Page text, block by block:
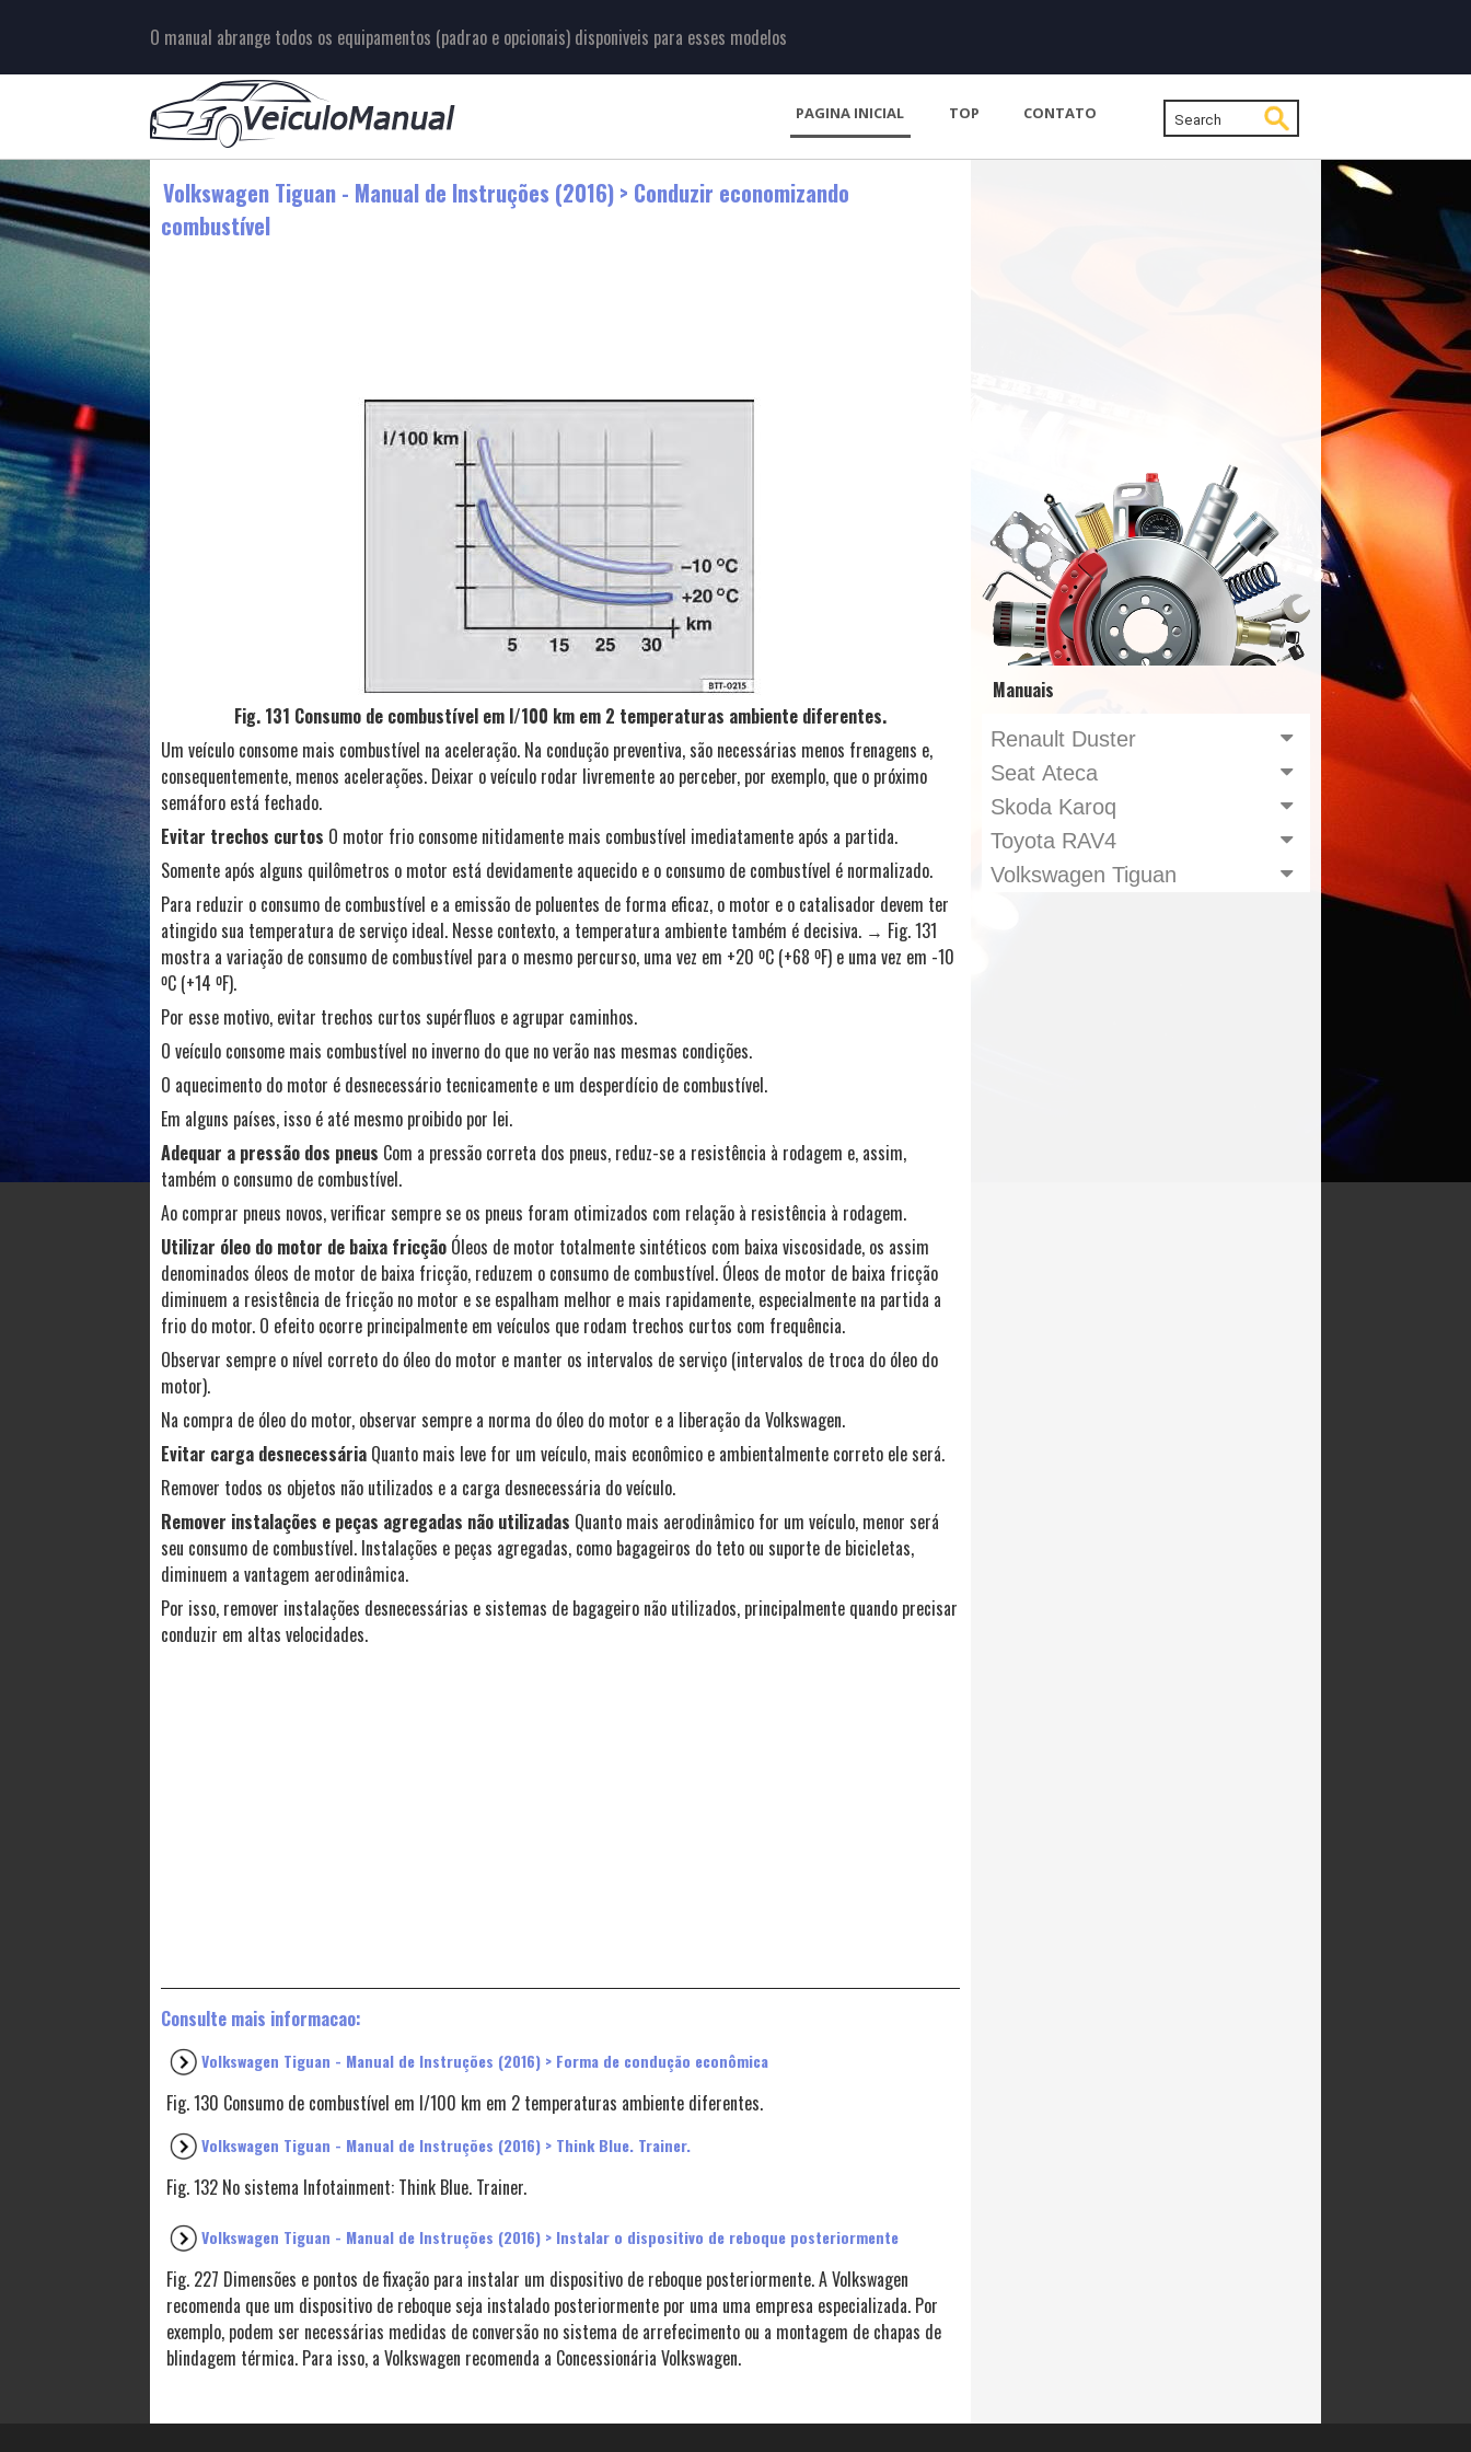
O manual abrange todos os equipamentos (padrao e opcionais) disponiveis para esses modelos
PAGINA INICIAL TOP CONTATO
Volkswagen Tiguan - Manual de Instruções (2016) > Conduzir economizando
combustível
Fig. 131 Consumo de combustível em l/100 km em 2 temperaturas ambiente diferentes.
Um veículo consome mais combustível na aceleração. Na condução preventiva, são necessárias menos frenagens e,
consequentemente, menos acelerações. Deixar o veículo rodar livremente ao perceber, por exemplo, que o próximo
semáforo está fechado.
Evitar trechos curtos O motor frio consome nitidamente mais combustível imediatamente após a partida.
Somente após alguns quilômetros o motor está devidamente aquecido e o consumo de combustível é normalizado.
Para reduzir o consumo de combustível e a emissão de poluentes de forma eficaz, o motor e o catalisador devem ter
atingido sua temperatura de serviço ideal. Nesse contexto, a temperatura ambiente também é decisiva. → Fig. 131
mostra a variação de consumo de combustível para o mesmo percurso, uma vez em +20 ºC (+68 ºF) e uma vez em -10
ºC (+14 ºF).
Por esse motivo, evitar trechos curtos supérfluos e agrupar caminhos.
O veículo consome mais combustível no inverno do que no verão nas mesmas condições.
O aquecimento do motor é desnecessário tecnicamente e um desperdício de combustível.
Em alguns países, isso é até mesmo proibido por lei.
Adequar a pressão dos pneus Com a pressão correta dos pneus, reduz-se a resistência à rodagem e, assim,
também o consumo de combustível.
Ao comprar pneus novos, verificar sempre se os pneus foram otimizados com relação à resistência à rodagem.
Utilizar óleo do motor de baixa fricção Óleos de motor totalmente sintéticos com baixa viscosidade, os assim
denominados óleos de motor de baixa fricção, reduzem o consumo de combustível. Óleos de motor de baixa fricção
diminuem a resistência de fricção no motor e se espalham melhor e mais rapidamente, especialmente na partida a
frio do motor. O efeito ocorre principalmente em veículos que rodam trechos curtos com frequência.
Observar sempre o nível correto do óleo do motor e manter os intervalos de serviço (intervalos de troca do óleo do
motor).
Na compra de óleo do motor, observar sempre a norma do óleo do motor e a liberação da Volkswagen.
Evitar carga desnecessária Quanto mais leve for um veículo, mais econômico e ambientalmente correto ele será.
Remover todos os objetos não utilizados e a carga desnecessária do veículo.
Remover instalações e peças agregadas não utilizadas Quanto mais aerodinâmico for um veículo, menor será
seu consumo de combustível. Instalações e peças agregadas, como bagageiros do teto ou suporte de bicicletas,
diminuem a vantagem aerodinâmica.
Por isso, remover instalações desnecessárias e sistemas de bagageiro não utilizados, principalmente quando precisar
conduzir em altas velocidades.
Consulte mais informacao:
Volkswagen Tiguan - Manual de Instruções (2016) > Forma de condução econômica
Fig. 130 Consumo de combustível em l/100 km em 2 temperaturas ambiente diferentes.
Volkswagen Tiguan - Manual de Instruções (2016) > Think Blue. Trainer.
Fig. 132 No sistema Infotainment: Think Blue. Trainer.
Volkswagen Tiguan - Manual de Instruções (2016) > Instalar o dispositivo de reboque posteriormente
Fig. 227 Dimensões e pontos de fixação para instalar um dispositivo de reboque posteriormente. A Volkswagen
recomenda que um dispositivo de reboque seja instalado posteriormente por uma uma empresa especializada. Por
exemplo, podem ser necessárias medidas de conversão no sistema de arrefecimento ou a montagem de chapas de
blindagem térmica. Para isso, a Volkswagen recomenda a Concessionária Volkswagen.
Manuais
Renault Duster
Seat Ateca
Skoda Karoq
Toyota RAV4
Volkswagen Tiguan